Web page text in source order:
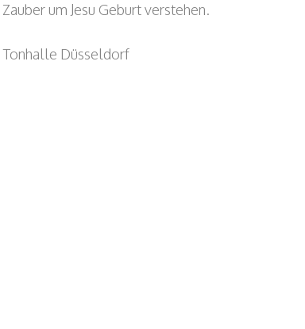
um Jesu Geburt verstehen.
Tonhalle Düsseldorf